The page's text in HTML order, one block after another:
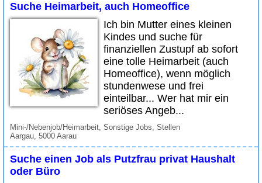
Suche Heimarbeit, auch Homeoffice
Ich bin Mutter eines kleinen
Kindes und suche für
finanziellen Zustupf ab sofort
eine tolle Heimarbeit (auch
Homeoffice), wenn möglich
stundenwese und frei
einteilbar... Wer hat mir ein
seriöses Angeb...
Mini-/Nebenjob/Heimarbeit, Sonstige Jobs, Stellen
Aargau, 5000 Aarau
Suche einen Job als Putzfrau privat Haushalt
oder Büro